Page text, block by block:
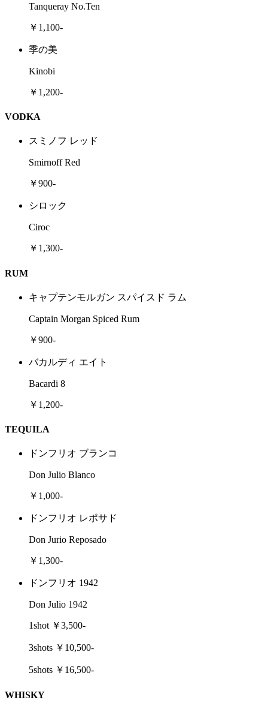
Tanqueray No.Ten
￥1,100-
季の美
Kinobi
￥1,200-
VODKA
スミノフ レッド
Smirnoff Red
￥900-
シロック
Ciroc
￥1,300-
RUM
キャプテンモルガン スパイスド ラム
Captain Morgan Spiced Rum
￥900-
バカルディ エイト
Bacardi 8
￥1,200-
TEQUILA
ドンフリオ ブランコ
Don Julio Blanco
￥1,000-
ドンフリオ レポサド
Don Jurio Reposado
￥1,300-
ドンフリオ 1942
Don Julio 1942
1shot ￥3,500-
3shots ￥10,500-
5shots ￥16,500-
WHISKY